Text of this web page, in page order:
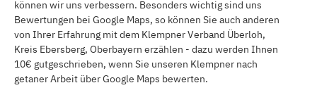
können wir uns verbessern. Besonders wichtig sind uns
Bewertungen bei Google Maps, so können Sie auch anderen
von Ihrer Erfahrung mit dem Klempner Verband Überloh,
Kreis Ebersberg, Oberbayern erzählen - dazu werden Ihnen
10€ gutgeschrieben, wenn Sie unseren Klempner nach
getaner Arbeit über Google Maps bewerten.